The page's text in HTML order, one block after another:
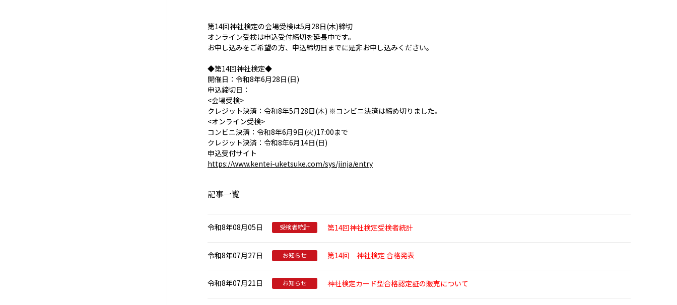
第14回神社検定の会場受検は5月28日(木)締切
オンライン受検は申込受付締切を延長中です。
お申し込みをご希望の方、申込締切日までに是非お申し込みください。
◆第14回神社検定◆
開催日：令和8年6月28日(日)
申込締切日：
<会場受検>
クレジット決済：令和8年5月28日(木) ※コンビニ決済は締め切りました。
<オンライン受検>
コンビニ決済：令和8年6月9日(火)17:00まで
クレジット決済：令和8年6月14日(日)
申込受付サイト
https://www.kentei-uketsuke.com/sys/jinja/entry
記事一覧
令和8年08月05日 受検者統計 第14回神社検定受検者統計
令和8年07月27日 お知らせ 第14回 神社検定 合格発表
令和8年07月21日 お知らせ 神社検定カード型合格認定証の販売について